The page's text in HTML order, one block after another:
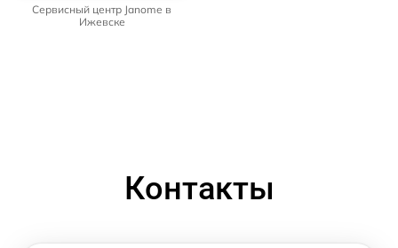
Сервисный центр Janome в
Ижевске
Контакты